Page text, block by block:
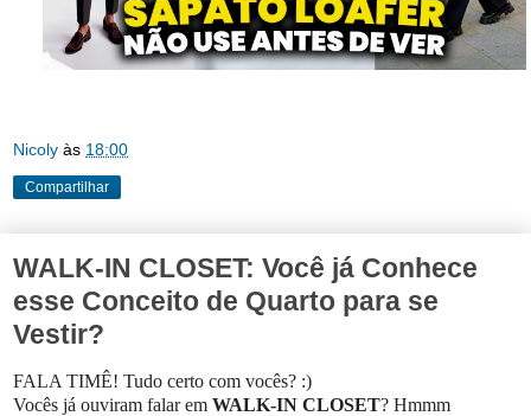
Nicoly às 18:00
Compartilhar
WALK-IN CLOSET: Você já Conhece
esse Conceito de Quarto para se
Vestir?
FALA TIMÊ! Tudo certo com vocês? :)
Vocês já ouviram falar em WALK-IN CLOSET? Hmmm